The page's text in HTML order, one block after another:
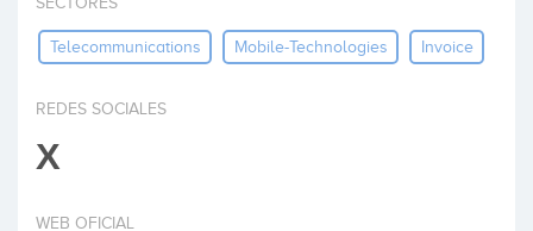
Telecommunications Mobile-Technologies Invoice
REDES SOCIALES
X
WEB OFICIAL